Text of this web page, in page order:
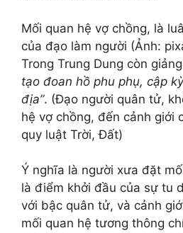
Mối quan hệ vợ chồng, là
của đạo làm người (Ảnh:
Trong Trung Dung còn
tạo đoan hồ phu phụ, cập
địa”. (Đạo người quân tử,
hệ vợ chồng, đến cảnh giới
quy luật Trời, Đất)
Ý nghĩa là người xưa đặt
là điểm khởi đầu của sự tu
với bậc quân tử, và cảnh
mối quan hệ tương thông